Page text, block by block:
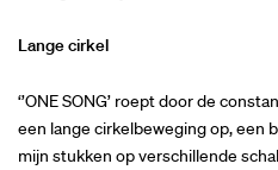
Lange cirkel
‘’ONE SONG’ roept door de
een lange cirkelbeweging op, een
mijn stukken op verschillende